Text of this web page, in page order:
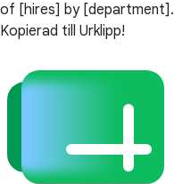
of [hires] by [department].
Kopierad till Urklipp!